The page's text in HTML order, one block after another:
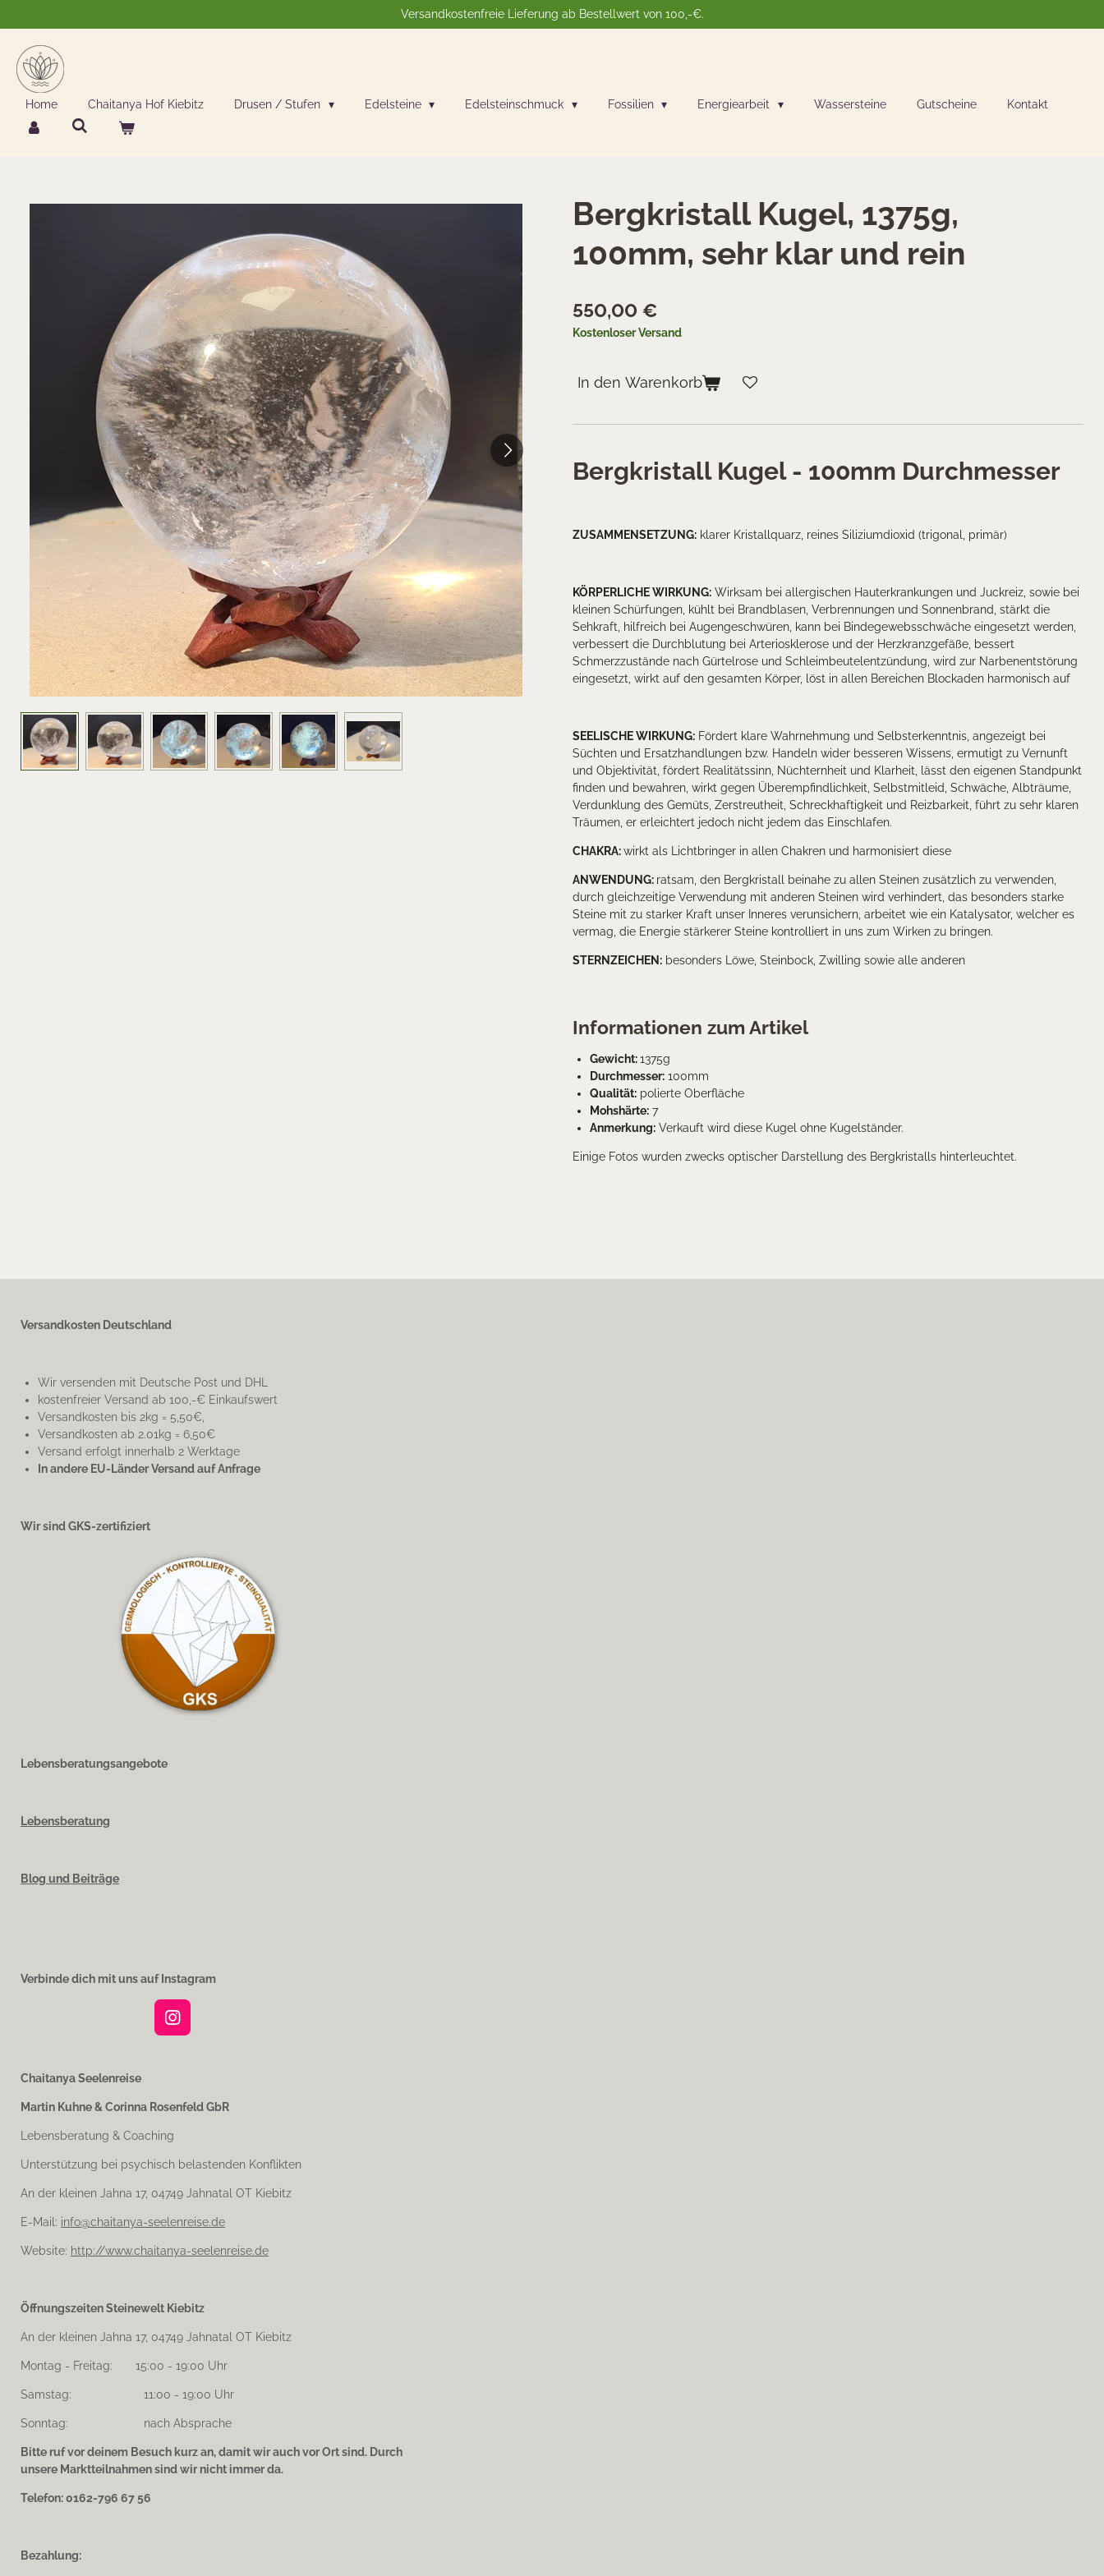
Hauptinhalt
springen
Versandkostenfreie Lieferung ab Bestellwert von 100,-€.
Home Chaitanya Hof Kiebitz Drusen / Stufen Edelsteine Edelsteinschmuck Fossilien Energiearbeit Wassersteine Gutscheine Kontakt
Bergkristall Kugel, 1375g,
100mm, sehr klar und rein
550,00 €
Kostenloser Versand
In den Warenkorb
Bergkristall Kugel - 100mm Durchmesser
ZUSAMMENSETZUNG: klarer Kristallquarz, reines Siliziumdioxid (trigonal, primär)
KÖRPERLICHE WIRKUNG: Wirksam bei allergischen Hauterkrankungen und Juckreiz, sowie bei
kleinen Schürfungen, kühlt bei Brandblasen, Verbrennungen und Sonnenbrand, stärkt die
Sehkraft, hilfreich bei Augengeschwüren, kann bei Bindegewebsschwäche eingesetzt werden,
verbessert die Durchblutung bei Arteriosklerose und der Herzkranzgefäße, bessert
Schmerzzustände nach Gürtelrose und Schleimbeutelentzündung, wird zur Narbenentstörung
eingesetzt, wirkt auf den gesamten Körper, löst in allen Bereichen Blockaden harmonisch auf
SEELISCHE WIRKUNG: Fördert klare Wahrnehmung und Selbsterkenntnis, angezeigt bei
Süchten und Ersatzhandlungen bzw. Handeln wider besseren Wissens, ermutigt zu Vernunft
und Objektivität, fördert Realitätssinn, Nüchternheit und Klarheit, lässt den eigenen Standpunkt
finden und bewahren, wirkt gegen Überempfindlichkeit, Selbstmitleid, Schwäche, Albträume,
Verdunklung des Gemüts, Zerstreutheit, Schreckhaftigkeit und Reizbarkeit, führt zu sehr klaren
Träumen, er erleichtert jedoch nicht jedem das Einschlafen.
CHAKRA:wirkt als Lichtbringer in allen Chakren und harmonisiert diese
ANWENDUNG: ratsam, den Bergkristall beinahe zu allen Steinen zusätzlich zu verwenden,
durch gleichzeitige Verwendung mit anderen Steinen wird verhindert, das besonders starke
Steine mit zu starker Kraft unser Inneres verunsichern, arbeitet wie ein Katalysator, welcher es
vermag, die Energie stärkerer Steine kontrolliert in uns zum Wirken zu bringen.
STERNZEICHEN: besonders Löwe, Steinbock, Zwilling sowie alle anderen
Informationen zum Artikel
Gewicht:1375g
Durchmesser: 100mm
Qualität: polierte Oberfläche
Mohshärte: 7
Anmerkung: Verkauft wird diese Kugel ohne Kugelständer.
Einige Fotos wurden zwecks optischer Darstellung des Bergkristalls hinterleuchtet.
Versandkosten Deutschland
Wir versenden mit Deutsche Post und DHL
kostenfreier Versand ab 100,-€ Einkaufswert
Versandkosten bis 2kg = 5,50€,
Versandkosten ab 2.01kg = 6,50€
Versand erfolgt innerhalb 2 Werktage
In andere EU-Länder Versand auf Anfrage
Wir sind GKS-zertifiziert
Lebensberatungsangebote
Lebensberatung
Blog und Beiträge
Verbinde dich mit uns auf Instagram
I
g
a
m
Chaitanya Seelenreise
Martin Kuhne & Corinna Rosenfeld GbR
Lebensberatung & Coaching
Unterstützung bei psychisch belastenden Konflikten
An der kleinen Jahna 17, 04749 Jahnatal OT Kiebitz
E-Mail: info@chaitanya-seelenreise.de
Website: http://www.chaitanya-seelenreise.de
Öffnungszeiten Steinewelt Kiebitz
An der kleinen Jahna 17, 04749 Jahnatal OT Kiebitz
Montag - Freitag: 15:00 - 19:00 Uhr
Samstag: 11:00 - 19:00 Uhr
Sonntag: nach Absprache
Bitte ruf vor deinem Besuch kurz an, damit wir auch vor Ort sind. Durch
unsere Marktteilnahmen sind wir nicht immer da.
Telefon: 0162-796 67 56
Bezahlung: